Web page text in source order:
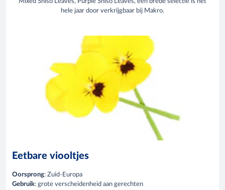
Mixed Shiso Leaves, Purple Shiso Leaves, een brede selectie is het
hele jaar door verkrijgbaar bij Makro.
Eetbare viooltjes
Oorsprong: Zuid-Europa
Gebruik: grote verscheidenheid aan gerechten